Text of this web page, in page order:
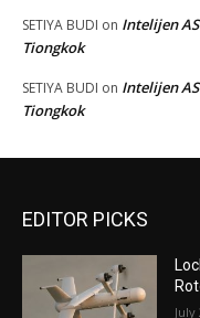
SETIYA BUDI on Intelijen
Tiongkok
SETIYA BUDI on Intelijen
Tiongkok
EDITOR PICKS
July